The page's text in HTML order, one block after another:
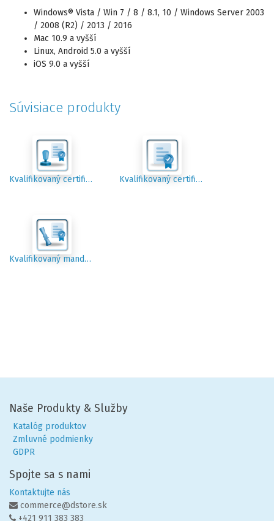
Windows® Vista / Win 7 / 8 / 8.1, 10 / Windows Server 2003
/ 2008 (R2) / 2013 / 2016
Mac 10.9 a vyšší
Linux, Android 5.0 a vyšší
iOS 9.0 a vyšší
Súvisiace produkty
Kvalifikovaný certifikát pre elektronickú pečať Kvalifikovaný certifikát pre elektronický podpis
Kvalifikovaný mandátny certifikát
Naše Produkty & Služby
Katalóg produktov
Zmluvné podmienky
GDPR
Spojte sa s nami
Kontaktujte nás
commerce@dstore.sk
+421 911 383 383